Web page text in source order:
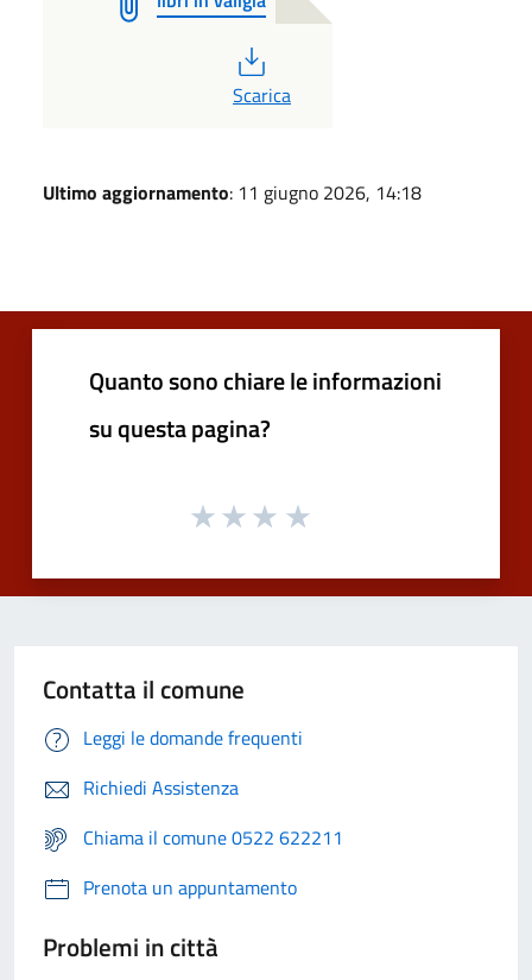
PDF
Scarica
Ultimo aggiornamento: 11 giugno 2026, 14:18
Quanto sono chiare le informazioni
su questa pagina?
Contatta il comune
Leggi le domande frequenti
Richiedi Assistenza
Chiama il comune 0522 622211
Prenota un appuntamento
Problemi in città